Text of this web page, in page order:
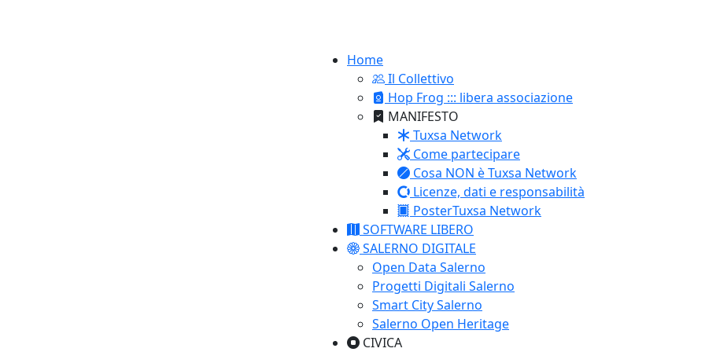
Home
Il Collettivo
Hop Frog ::: libera associazione
MANIFESTO
Tuxsa Network
Come partecipare
Cosa NON è Tuxsa Network
Licenze, dati e responsabilità
PosterTuxsa Network
SOFTWARE LIBERO
SALERNO DIGITALE
Open Data Salerno
Progetti Digitali Salerno
Smart City Salerno
Salerno Open Heritage
CIVICA